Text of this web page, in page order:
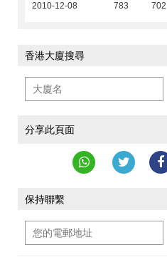
2010-12-08
783 702
香港大廈搜尋
分享此頁面
保持聯繫